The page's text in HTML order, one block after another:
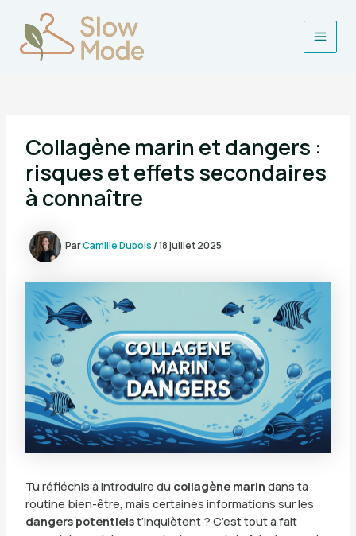
contenu
Main
Collagène marin et dangers :
risques et effets secondaires
à connaître
ParCamille Dubois/18 juillet 2025
Tu réfléchis à introduire du collagène marin dans ta
routine bien-être, mais certaines informations sur les
dangers potentielst’inquiètent ? C’est tout à fait